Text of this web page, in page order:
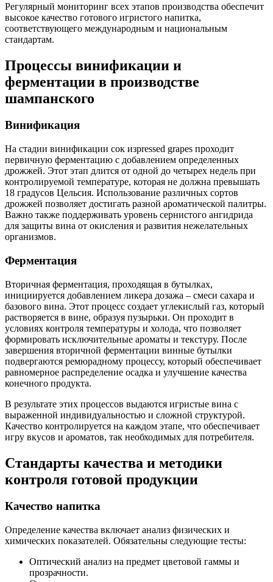
Регулярный мониторинг всех этапов производства обеспечит
высокое качество готового игристого напитка,
соответствующего международным и национальным
стандартам.
Процессы винификации и
ферментации в производстве
шампанского
Винификация
На стадии винификации сок изpressed grapes проходит
первичную ферментацию с добавлением определенных
дрожжей. Этот этап длится от одной до четырех недель при
контролируемой температуре, которая не должна превышать
18 градусов Цельсия. Использование различных сортов
дрожжей позволяет достигать разной ароматической палитры.
Важно также поддерживать уровень сернистого ангидрида
для защиты вина от окисления и развития нежелательных
организмов.
Ферментация
Вторичная ферментация, проходящая в бутылках,
инициируется добавлением ликера дозажа – смеси сахара и
базового вина. Этот процесс создает углекислый газ, который
растворяется в вине, образуя пузырьки. Он проходит в
условиях контроля температуры и холода, что позволяет
формировать исключительные ароматы и текстуру. После
завершения вторичной ферментации винные бутылки
подвергаются ремюрадному процессу, который обеспечивает
равномерное распределение осадка и улучшение качества
конечного продукта.
В результате этих процессов выдаются игристые вина с
выраженной индивидуальностью и сложной структурой.
Качество контролируется на каждом этапе, что обеспечивает
игру вкусов и ароматов, так необходимых для потребителя.
Стандарты качества и методики
контроля готовой продукции
Качество напитка
Определение качества включает анализ физических и
химических показателей. Обязательны следующие тесты:
Оптический анализ на предмет цветовой гаммы и
прозрачности.